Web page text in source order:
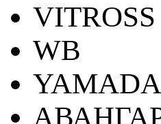
VITROSS
WB
YAMADA